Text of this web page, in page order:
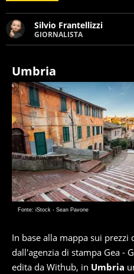
Silvio Frantellizzi
GIORNALISTA
Giornalista pubblicista.
cronaca, motori,
Umbria
Fonte: iStock - Sean Pavone
In base alla mappa sui
dall'agenzia di stampa Gea -
edita da Withub, in Umbria